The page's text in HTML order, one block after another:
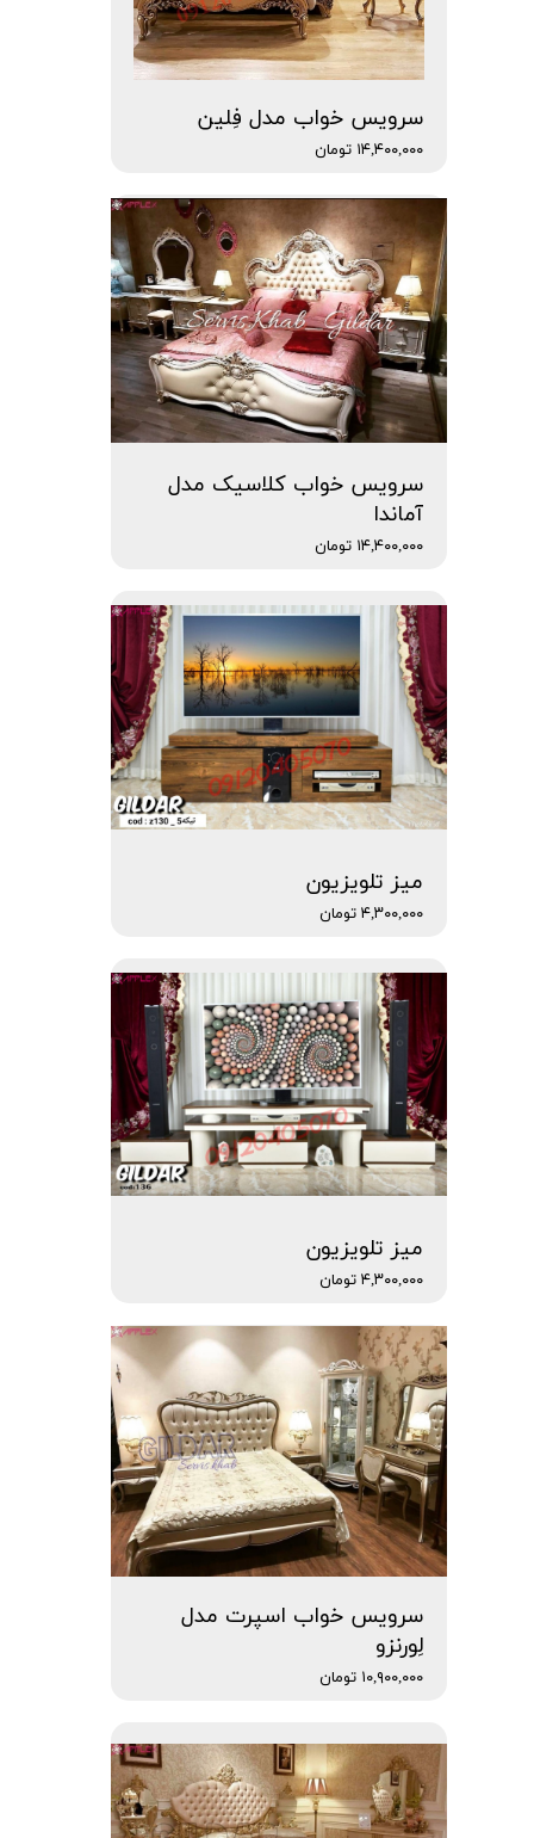
سرویس خواب مدل فِلین
۱۴,۴۰۰,۰۰۰ تومان
سرویس خواب کلاسیک مدل
آماندا
۱۴,۴۰۰,۰۰۰ تومان
میز تلویزیون
۴,۳۰۰,۰۰۰ تومان
میز تلویزیون
۴,۳۰۰,۰۰۰ تومان
سرویس خواب اسپرت مدل
لِورنزو
۱۰,۹۰۰,۰۰۰ تومان